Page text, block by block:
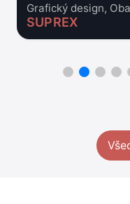
Grafický design,
SUPREX